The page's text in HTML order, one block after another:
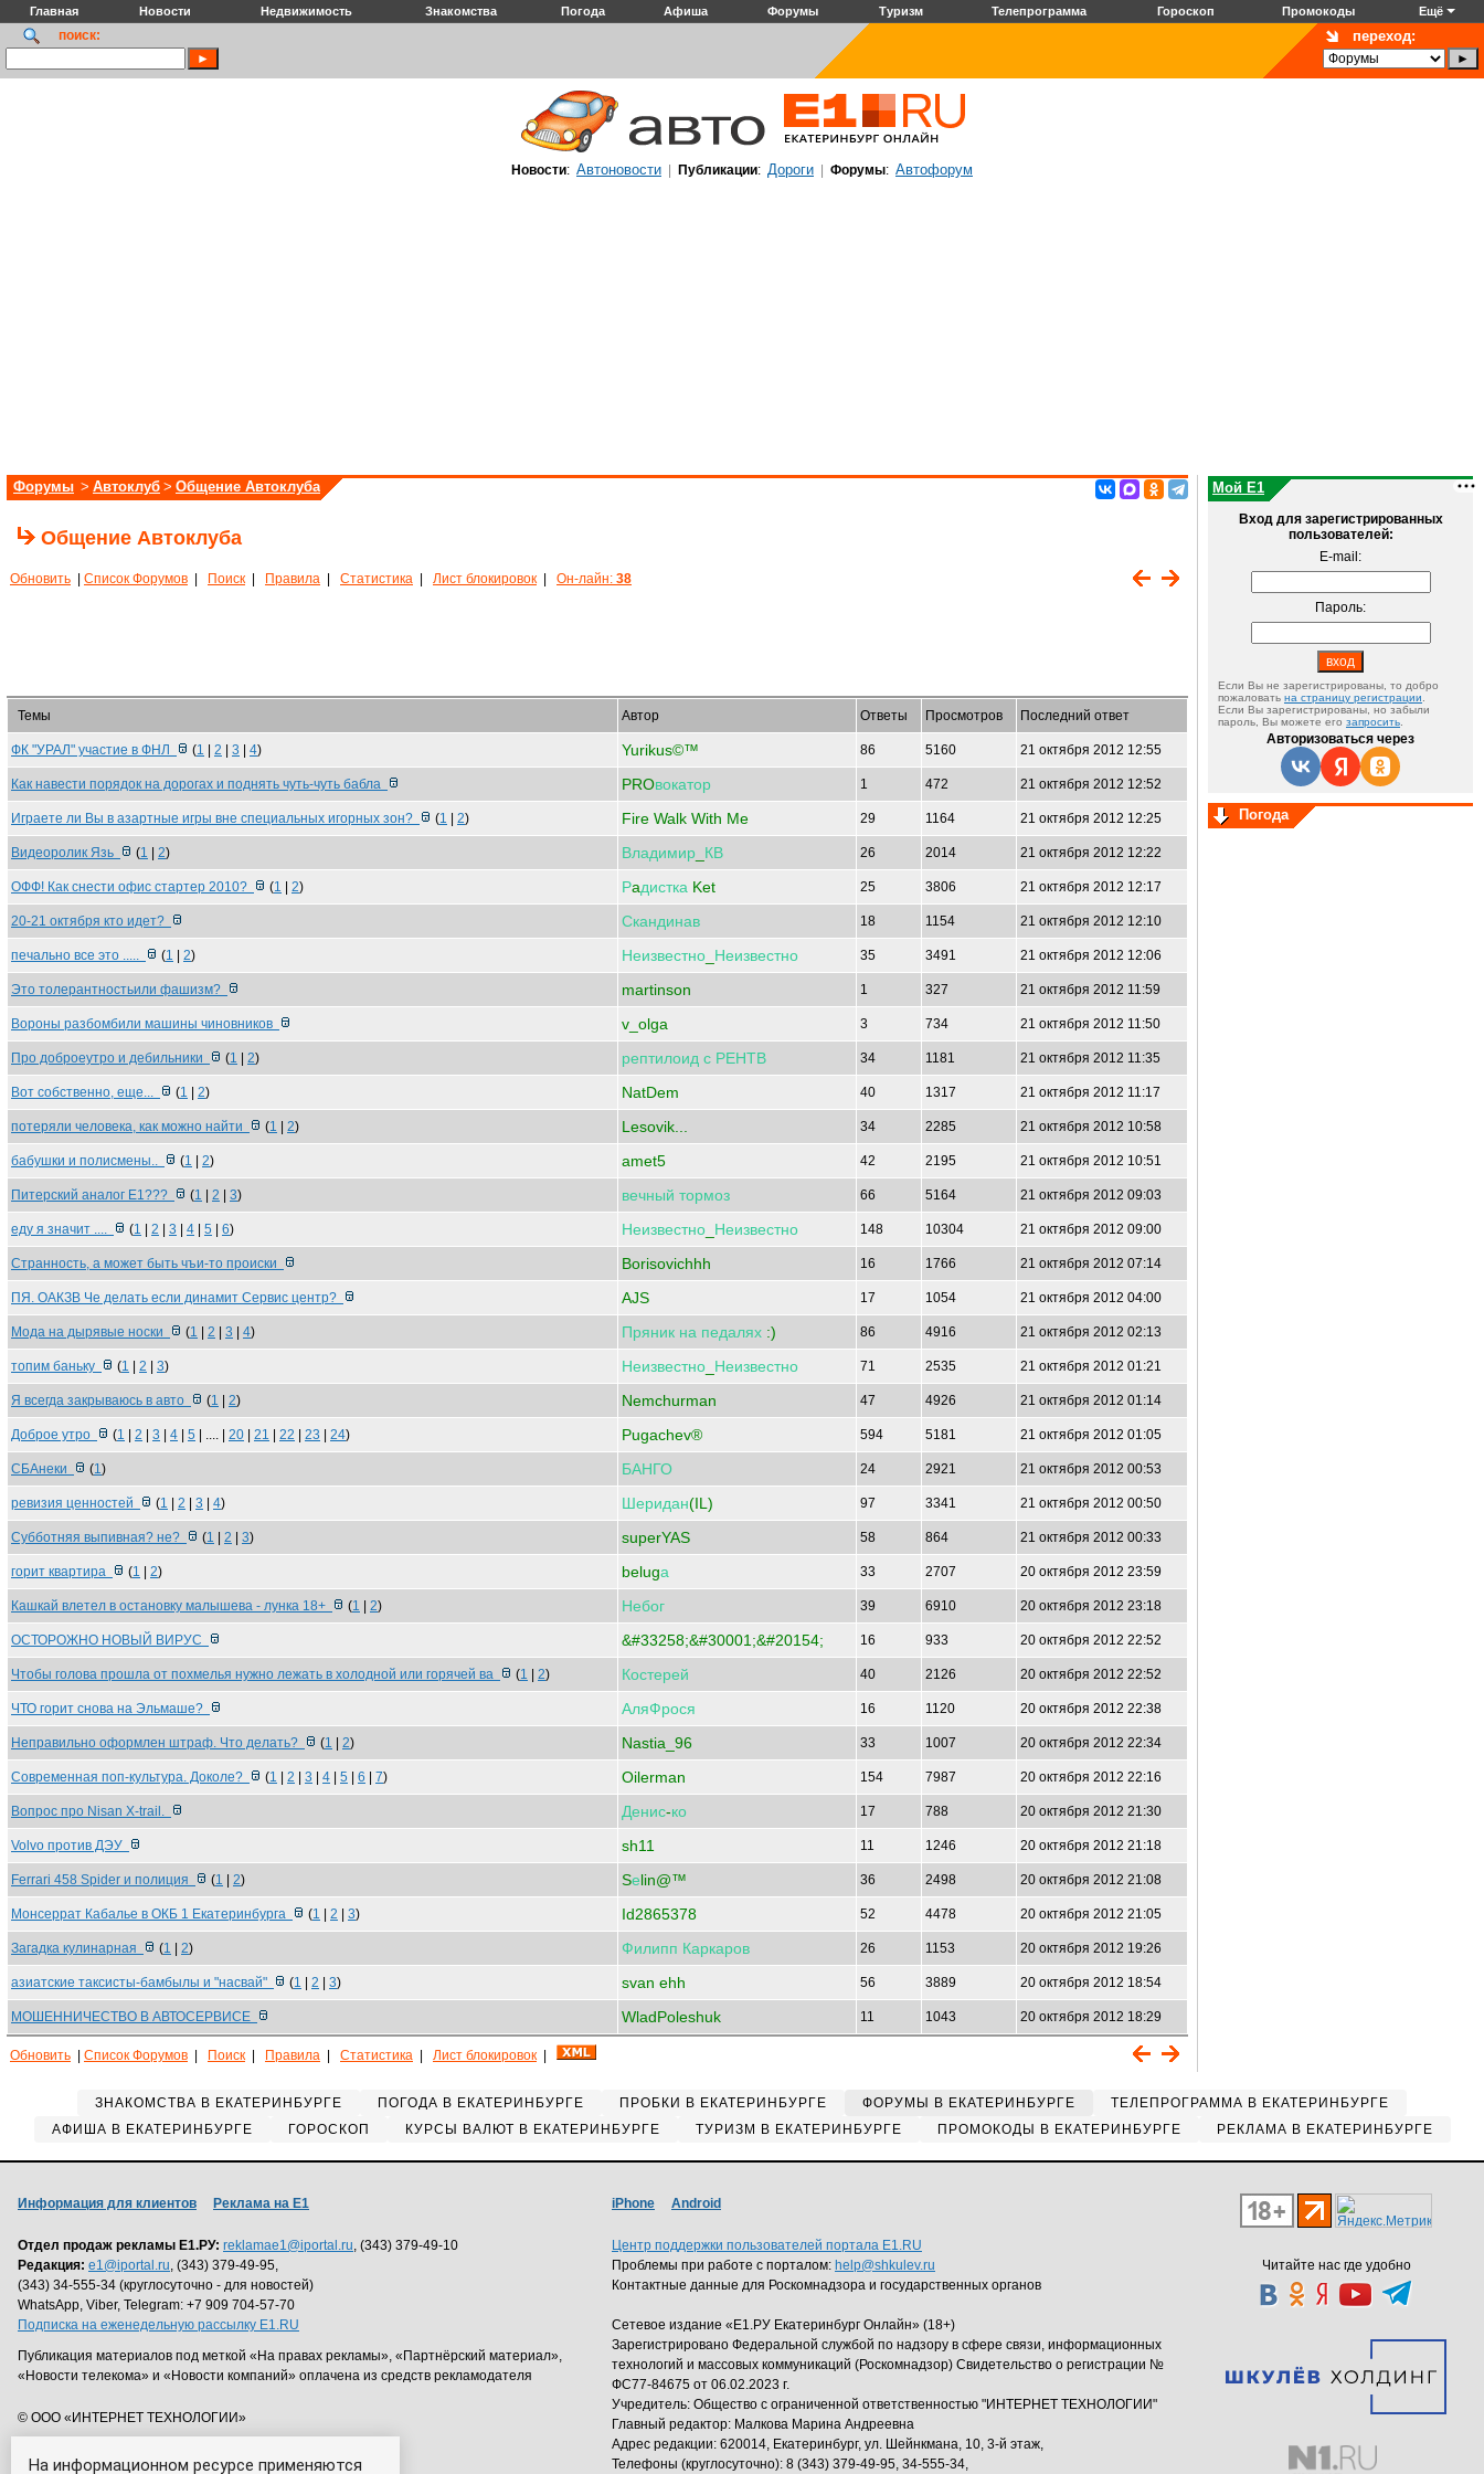
На информационном ресурсе применяются
Главная Новости Недвижимость Знакомства Погода Афиша Форумы Туризм Телепрограмма Гороскоп Промокоды Ещё
поиск: переход:
Новости: Автоновости Публикации: Дороги Форумы: Автофорум
Форумы > Автоклуб > Общение Автоклуба
Общение Автоклуба
Обновить Список Форумов Поиск Правила Статистика Лист блокировок Он-лайн: 38
Темы Автор Ответы Просмотров Последний ответ
ФК "УРАЛ" участие в ФНЛ (1 2 3 4) Yurikus©™ 86 5160 21 октября 2012 12:55
Как навести порядок на дорогах и поднять чуть-чуть бабла PROвокатор 1 472 21 октября 2012 12:52
Играете ли Вы в азартные игры вне специальных игорных зон? (1 2) Fire Walk With Me 29 1164 21 октября 2012 12:25
Видеоролик Язь (1 2) Владимир КВ 26 2014 21 октября 2012 12:22
ОФФ! Как снести офис стартер 2010? (1 2) Рaдистка Ket 25 3806 21 октября 2012 12:17
20-21 октября кто идет? Скандинав 18 1154 21 октября 2012 12:10
печально все это ..... (1 2) Неизвестно Неизвестно 35 3491 21 октября 2012 12:06
Это толерантностьили фашизм? martinson 1 327 21 октября 2012 11:59
Вороны разбомбили машины чиновников v_olga 3 734 21 октября 2012 11:50
Про доброеутро и дебильники (1 2) рептилоид с РЕНТВ 34 1181 21 октября 2012 11:35
Вот собственно, еще... (1 2) NatDem 40 1317 21 октября 2012 11:17
потеряли человека, как можно найти (1 2) Lesovik... 34 2285 21 октября 2012 10:58
бабушки и полисмены.. (1 2) amet5 42 2195 21 октября 2012 10:51
Питерский аналог Е1??? (1 2 3) вечный тормоз 66 5164 21 октября 2012 09:03
еду я значит .... (1 2 3 4 5 6) Неизвестно Неизвестно 148 10304 21 октября 2012 09:00
Странность, а может быть чъи-то происки Borisovichhh 16 1766 21 октября 2012 07:14
ПЯ. ОАКЗВ Че делать если динамит Сервис центр? AJS 17 1054 21 октября 2012 04:00
Мода на дырявые носки (1 2 3 4) Пряник на педалях :) 86 4916 21 октября 2012 02:13
топим баньку (1 2 3) Неизвестно Неизвестно 71 2535 21 октября 2012 01:21
Я всегда закрываюсь в авто (1 2) Nemchurman 47 4926 21 октября 2012 01:14
Доброе утро (1 2 3 4 5 | .... | 20 21 22 23 24) Pugachev® 594 5181 21 октября 2012 01:05
СБАнеки (1) БАНГО 24 2921 21 октября 2012 00:53
ревизия ценностей (1 2 3 4) Шеридан(IL) 97 3341 21 октября 2012 00:50
Субботняя выпивная? не? (1 2 3) superYAS 58 864 21 октября 2012 00:33
горит квартира (1 2) belugа 33 2707 20 октября 2012 23:59
Кашкай влетел в остановку малышева - лунка 18+ (1 2) Небог 39 6910 20 октября 2012 23:18
ОСТОРОЖНО НОВЫЙ ВИРУС &#33258;&#30001;&#20154; 16 933 20 октября 2012 22:52
Чтобы голова прошла от похмелья нужно лежать в холодной или горячей ва (1 2) Костерей 40 2126 20 октября 2012 22:52
ЧТО горит снова на Эльмаше? АляФрося 16 1120 20 октября 2012 22:38
Неправильно оформлен штраф. Что делать? (1 2) Nastia_96 33 1007 20 октября 2012 22:34
Современная поп-культура. Доколе? (1 2 3 4 5 6 7) Oilerman 154 7987 20 октября 2012 22:16
Вопрос про Nisan X-trail. Денис-ко 17 788 20 октября 2012 21:30
Volvo против ДЭУ sh11 11 1246 20 октября 2012 21:18
Ferrari 458 Spider и полиция (1 2) Sеlin@™ 36 2498 20 октября 2012 21:08
Монсеррат Кабалье в ОКБ 1 Екатеринбурга (1 2 3) Id2865378 52 4478 20 октября 2012 21:05
Загадка кулинарная (1 2) Филипп Каркаров 26 1153 20 октября 2012 19:26
азиатские таксисты-бамбылы и "насвай" (1 2 3) svan ehh 56 3889 20 октября 2012 18:54
МОШЕННИЧЕСТВО В АВТОСЕРВИСЕ WladPoleshuk 11 1043 20 октября 2012 18:29
Обновить Список Форумов Поиск Правила Статистика Лист блокировок
Мой E1
Вход для зарегистрированных
пользователей:
E-mail:
Пароль:
Если Вы не зарегистрированы, то добро
пожаловать на страницу регистрации
Если Вы зарегистрированы, но забыли
пароль, Вы можете его запросить
Авторизоваться через
Погода
ЗНАКОМСТВА В ЕКАТЕРИНБУРГЕ ПОГОДА В ЕКАТЕРИНБУРГЕ ПРОБКИ В ЕКАТЕРИНБУРГЕ ФОРУМЫ В ЕКАТЕРИНБУРГЕ
ТЕЛЕПРОГРАММА В ЕКАТЕРИНБУРГЕ
АФИША В ЕКАТЕРИНБУРГЕ
ГОРОСКОП КУРСЫ ВАЛЮТ В ЕКАТЕРИНБУРГЕ ТУРИЗМ В ЕКАТЕРИНБУРГЕ ПРОМОКОДЫ В ЕКАТЕРИНБУРГЕ РЕКЛАМА В ЕКАТЕРИНБУРГЕ
Читайте нас где удобно
Информация для клиентов Реклама на Е1
Отдел продаж рекламы Е1.РУ: reklamae1@iportal.ru, (343) 379-49-10
Редакция: e1@iportal.ru, (343) 379-49-95,
(343) 34-555-34 (круглосуточно - для новостей)
WhatsApp, Viber, Telegram: +7 909 704-57-70
Подписка на еженедельную рассылку E1.RU
Публикация материалов под меткой «На правах рекламы», «Партнёрский материал»,
«Новости телекома» и «Новости компаний» оплачена из средств рекламодателя
© ООО «ИНТЕРНЕТ ТЕХНОЛОГИИ»
iPhone Android
Центр поддержки пользователей портала E1.RU
Проблемы при работе с порталом: help@shkulev.ru
Контактные данные для Роскомнадзора и государственных органов
Сетевое издание «Е1.РУ Екатеринбург Онлайн» (18+)
Зарегистрировано Федеральной службой по надзору в сфере связи, информационных
технологий и массовых коммуникаций (Роскомнадзор) Свидетельство о регистрации №
ФС77-84675 от 06.02.2023 г.
Учредитель: Общество с ограниченной ответственностью "ИНТЕРНЕТ ТЕХНОЛОГИИ"
Главный редактор: Малкова Марина Андреевна
Адрес редакции: 620014, Екатеринбург, ул. Шейнкмана, 10, 3-й этаж,
Телефоны (круглосуточно): 8 (343) 379-49-95, 34-555-34,